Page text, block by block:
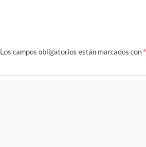
Los campos obligatorios están marcados con *